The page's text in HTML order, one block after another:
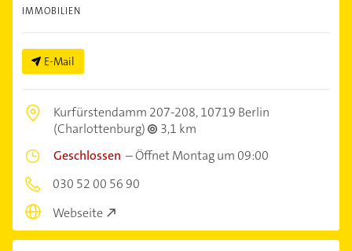
IMMOBILIEN
E-Mail
Kurfürstendamm 207-208,10719 Berlin
(Charlottenburg)
3,1 km
Geschlossen –Öffnet Montag um 09:00
030 52 00 56 90
Webseite